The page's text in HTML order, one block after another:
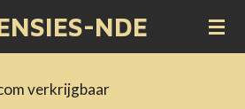
NDE
verkrijgbaar